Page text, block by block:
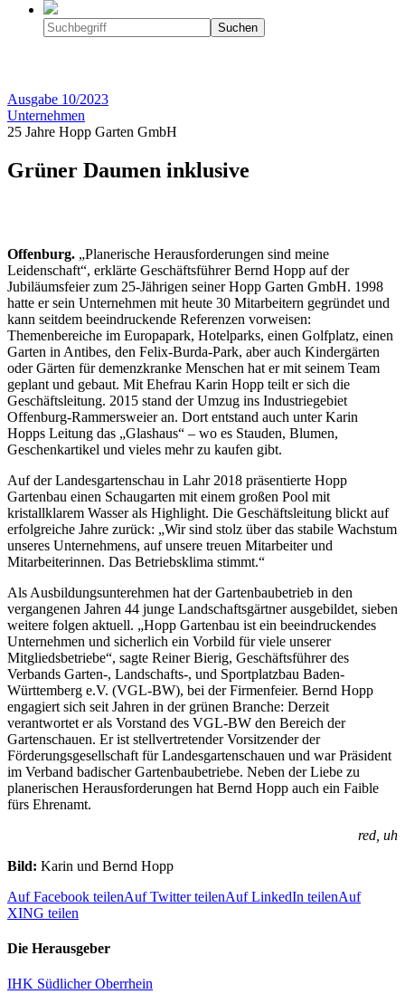
Ausgabe 10/2023
Unternehmen
25 Jahre Hopp Garten GmbH
Grüner Daumen inklusive
Offenburg. „Planerische Herausforderungen sind meine
Leidenschaft“, erklärte Geschäftsführer Bernd Hopp auf der
Jubiläumsfeier zum 25-Jährigen seiner Hopp Garten GmbH. 1998
hatte er sein Unternehmen mit heute 30 Mitarbeitern gegründet und
kann seitdem beeindruckende Referenzen vorweisen:
Themenbereiche im Europapark, Hotelparks, einen Golfplatz, einen
Garten in Antibes, den Felix-Burda-Park, aber auch Kindergärten
oder Gärten für demenzkranke Menschen hat er mit seinem Team
geplant und gebaut. Mit Ehefrau Karin Hopp teilt er sich die
Geschäftsleitung. 2015 stand der Umzug ins Industriegebiet
Offenburg-Rammersweier an. Dort entstand auch unter Karin
Hopps Leitung das „Glashaus“ – wo es Stauden, Blumen,
Geschenkartikel und vieles mehr zu kaufen gibt.
Auf der Landesgartenschau in Lahr 2018 präsentierte Hopp
Gartenbau einen Schaugarten mit einem großen Pool mit
kristallklarem Wasser als Highlight. Die Geschäftsleitung blickt auf
erfolgreiche Jahre zurück: „Wir sind stolz über das stabile Wachstum
unseres Unternehmens, auf unsere treuen Mitarbeiter und
Mitarbeiterinnen. Das Betriebsklima stimmt.“
Als Ausbildungsunterehmen hat der Gartenbaubetrieb in den
vergangenen Jahren 44 junge Landschaftsgärtner ausgebildet, sieben
weitere folgen aktuell. „Hopp Gartenbau ist ein beeindruckendes
Unternehmen und sicherlich ein Vorbild für viele unserer
Mitgliedsbetriebe“, sagte Reiner Bierig, Geschäftsführer des
Verbands Garten-, Landschafts-, und Sportplatzbau Baden-
Württemberg e.V. (VGL-BW), bei der Firmenfeier. Bernd Hopp
engagiert sich seit Jahren in der grünen Branche: Derzeit
verantwortet er als Vorstand des VGL-BW den Bereich der
Gartenschauen. Er ist stellvertretender Vorsitzender der
Förderungsgesellschaft für Landesgartenschauen und war Präsident
im Verband badischer Gartenbaubetriebe. Neben der Liebe zu
planerischen Herausforderungen hat Bernd Hopp auch ein Faible
fürs Ehrenamt.
red, uh
Bild: Karin und Bernd Hopp
Auf Facebook teilenAuf Twitter teilenAuf LinkedIn teilenAuf
XING teilen
Die Herausgeber
IHK Südlicher Oberrhein